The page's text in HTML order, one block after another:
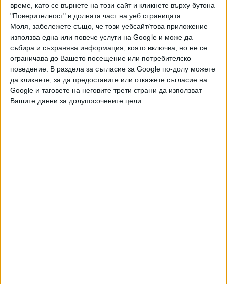
време, като се върнете на този сайт и кликнете върху бутона
"Поверителност" в долната част на уеб страницата.
Моля, забележете също, че този уебсайт/това приложение
използва една или повече услуги на Google и може да
събира и съхранява информация, която включва, но не се
ограничава до Вашето посещение или потребителско
поведение. В раздела за съгласие за Google по-долу можете
да кликнете, за да предоставите или откажете съгласие на
Google и таговете на неговите трети страни да използват
Вашите данни за долупосочените цели.
11 Февр. 2020
Бунтовете за вода са последната форма на
съпротива
01 Февр. 2020
Евродепутатите са загрижени за правата на
гражданите след Брекзит